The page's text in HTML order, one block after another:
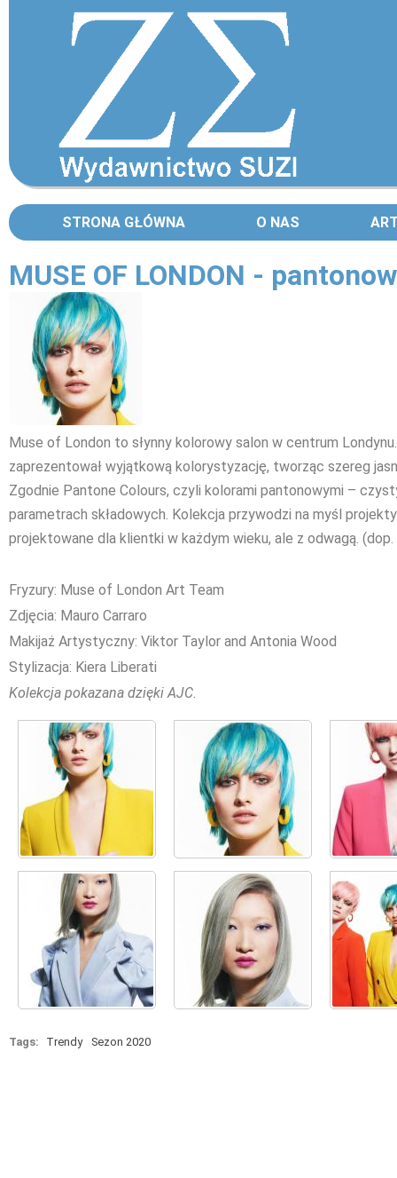
STRONA GŁÓWNA O NAS
MUSE OF LONDON -
Muse of London to słynny kolorowy salon w centrum
zaprezentował wyjątkową kolorystyzację, tworząc szereg
Zgodnie Pantone Colours, czyli kolorami pantonowymi –
parametrach składowych. Kolekcja przywodzi na myśl
projektowane dla klientki w każdym wieku, ale z odwagą.
Fryzury: Muse of London Art Team
Zdjęcia: Mauro Carraro
Makijaż Artystyczny: Viktor Taylor and Antonia Wood
Stylizacja: Kiera Liberati
Kolekcja pokazana dzięki AJC.
Tags: Trendy Sezon 2020